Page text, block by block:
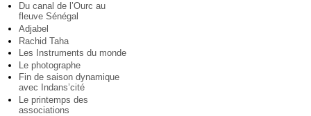
Du canal de l’Ourc au
fleuve Sénégal
Adjabel
Rachid Taha
Les Instruments du monde
Le photographe
Fin de saison dynamique
avec Indans’cité
Le printemps des
associations